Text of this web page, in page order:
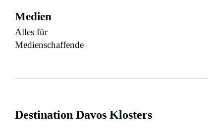
Medien
Alles für
Medienschaffende
Destination Davos Klosters